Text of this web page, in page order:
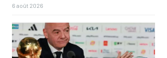
6 août 2026